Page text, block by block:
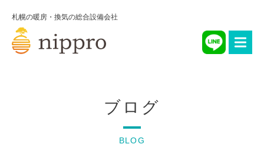
札幌の暖房・換気の総合設備会社
ブログ
BLOG